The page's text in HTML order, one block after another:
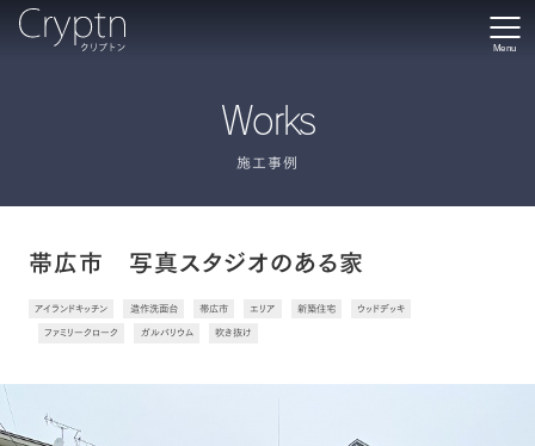
Menu
Works
施工事例
帯広市 写真スタジオのある家
アイランドキッチン 造作洗面台 帯広市 エリア 新築住宅
ウッドデッキ
ファミリークローク
ガルバリウム 吹き抜け